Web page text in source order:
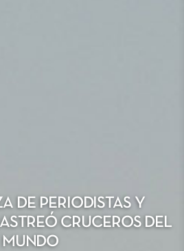
DE PERIODISTAS Y
CRUCEROS DEL
MUNDO